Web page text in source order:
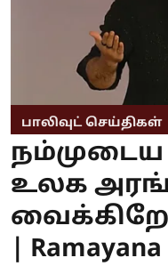
பாலிவுட் செய்திகள்
உலக
| Ramayana